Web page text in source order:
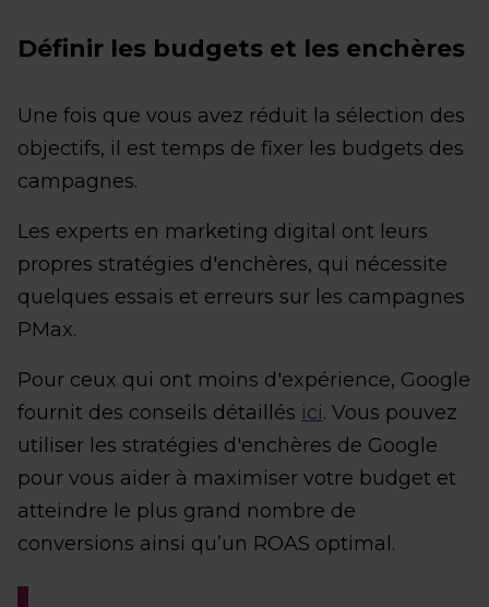
Définir les budgets et les enchères
Une fois que vous avez réduit la sélection des
objectifs, il est temps de fixer les budgets des
campagnes.
Les experts en marketing digital ont leurs
propres stratégies d'enchères, qui nécessite
quelques essais et erreurs sur les campagnes
PMax.
Pour ceux qui ont moins d'expérience, Google
fournit des conseils détaillés ici. Vous pouvez
utiliser les stratégies d'enchères de Google
pour vous aider à maximiser votre budget et
atteindre le plus grand nombre de
conversions ainsi qu’un ROAS optimal.